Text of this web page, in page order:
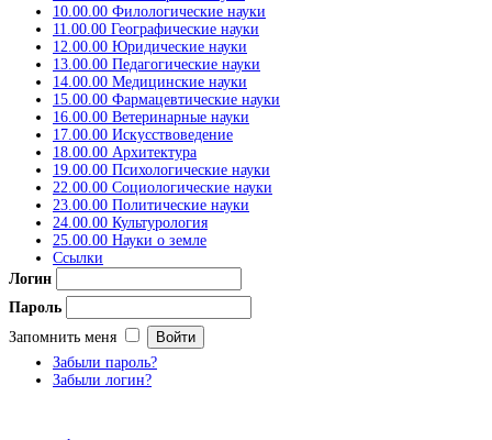
10.00.00 Филологические науки
11.00.00 Географические науки
12.00.00 Юридические науки
13.00.00 Педагогические науки
14.00.00 Медицинские науки
15.00.00 Фармацевтические науки
16.00.00 Ветеринарные науки
17.00.00 Искусствоведение
18.00.00 Архитектура
19.00.00 Психологические науки
22.00.00 Социологические науки
23.00.00 Политические науки
24.00.00 Культурология
25.00.00 Науки о земле
Ссылки
Логин
Пароль
Запомнить меня
Забыли пароль?
Забыли логин?